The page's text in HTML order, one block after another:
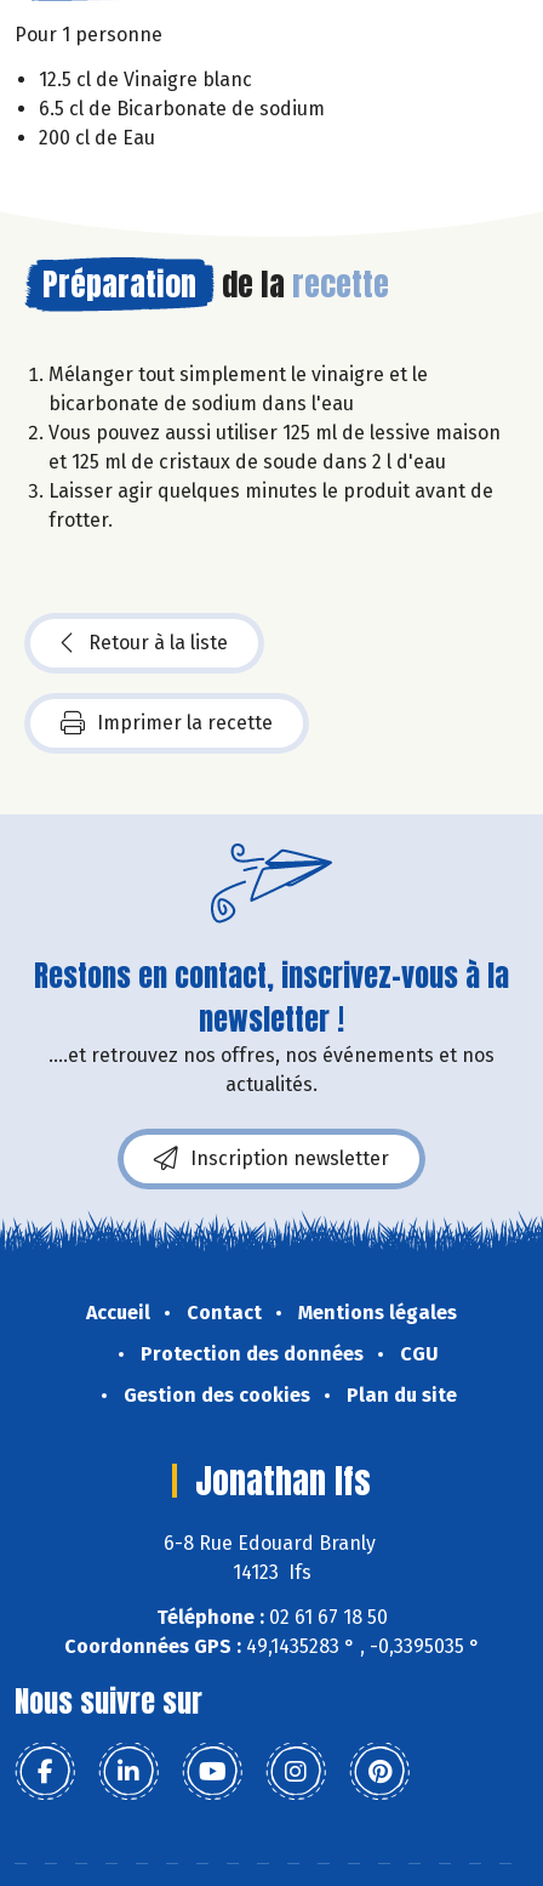
Pour 1 personne
12.5 cl de Vinaigre blanc
6.5 cl de Bicarbonate de sodium
200 cl de Eau
Préparation de la recette
Mélanger tout simplement le vinaigre et le
bicarbonate de sodium dans l'eau
Vous pouvez aussi utiliser 125 ml de lessive maison
et 125 ml de cristaux de soude dans 2 l d'eau
Laisser agir quelques minutes le produit avant de
frotter.
Retour à la liste
Imprimer la recette
Restons en contact, inscrivez-vous à la
newsletter !
....et retrouvez nos offres, nos événements et nos
actualités.
Inscription newsletter
Accueil Contact
Mentions légales
Protection des données
CGU
Gestion des cookies
Plan du site
Jonathan Ifs
6-8 Rue Edouard Branly
14123 Ifs
Téléphone :02 61 67 18 50
Coordonnées GPS :49,1435283 ° , -0,3395035 °
Nous suivre sur